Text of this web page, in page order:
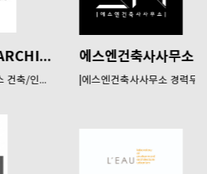
ONE O ONE ARCHITECTS
2027 원오원아키텍스 건축/인테...
에스엔건축사사무소
|에스엔건축사사무소 경력무관(...